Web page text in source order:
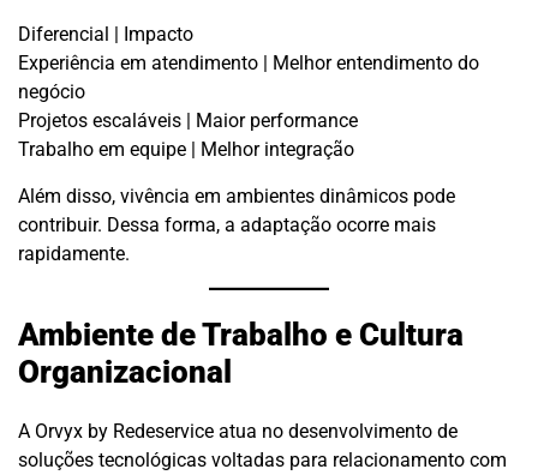
Diferencial | Impacto
Experiência em atendimento | Melhor entendimento do
negócio
Projetos escaláveis | Maior performance
Trabalho em equipe | Melhor integração
Além disso, vivência em ambientes dinâmicos pode
contribuir. Dessa forma, a adaptação ocorre mais
rapidamente.
Ambiente de Trabalho e Cultura
Organizacional
A Orvyx by Redeservice atua no desenvolvimento de
soluções tecnológicas voltadas para relacionamento com